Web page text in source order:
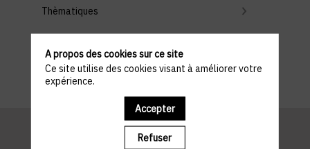
Thèmatiques
Effacer tous les filtres
A propos des cookies sur ce site
Ce site utilise des cookies visant à améliorer votre
expérience.
Accepter
Refuser